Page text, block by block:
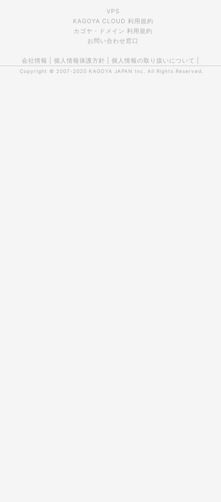
VPS
KAGOYA CLOUD 利用規約
カゴヤ・ドメイン 利用規約
お問い合わせ窓口
会社情報 個人情報保護方針 個人情報の取り扱いについて
Copyright © 2007-2020 KAGOYA JAPAN Inc. All Rights Reserved.